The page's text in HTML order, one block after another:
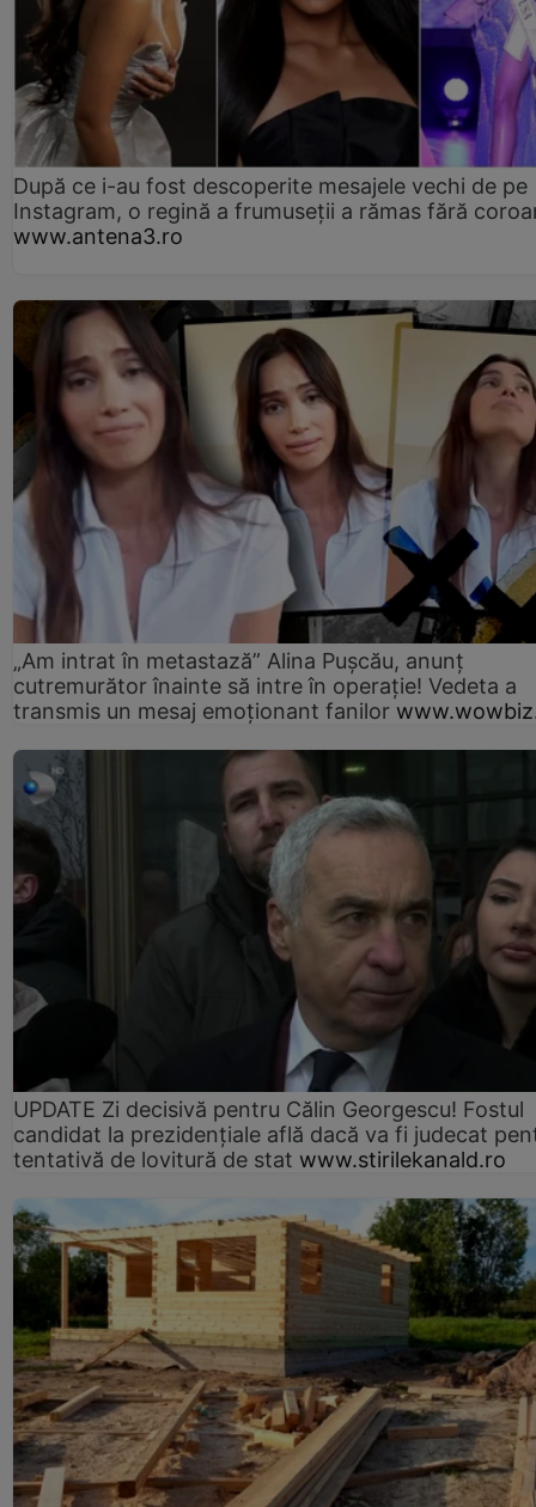
După ce i-au fost descoperite mesajele vechi de pe
Instagram, o regină a frumuseții a rămas fără
www.antena3.ro
„Am intrat în metastază” Alina Pușcău, anunț
cutremurător înainte să intre în operație! Vedeta a
transmis un mesaj emoționant fanilor
UPDATE Zi decisivă pentru Călin Georgescu! Fostul
candidat la prezidențiale află dacă va fi judecat
tentativă de lovitură de stat www.stirilekanald.ro